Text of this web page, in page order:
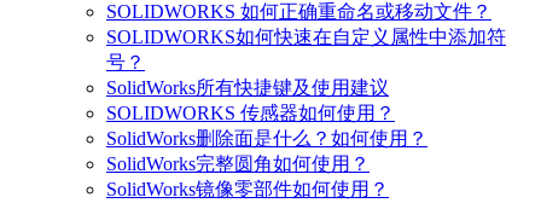
SOLIDWORKS 如何正确重命名或移动文件？
SOLIDWORKS如何快速在自定义属性中添加符
号？
SolidWorks所有快捷键及使用建议
SOLIDWORKS 传感器如何使用？
SolidWorks删除面是什么？如何使用？
SolidWorks完整圆角如何使用？
SolidWorks镜像零部件如何使用？